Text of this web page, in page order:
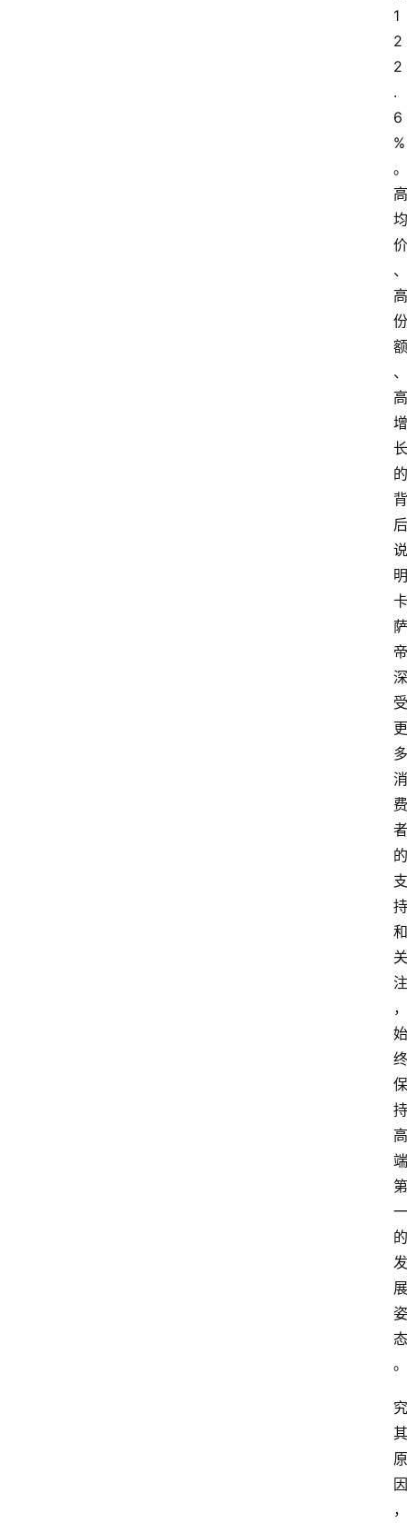
1
2
2
.
6
%
。
高
均
价
、
高
份
额
、
高
增
长
的
背
后
说
明
卡
萨
帝
深
受
更
多
消
费
者
的
支
持
和
关
注
，
始
终
保
持
高
端
第
一
的
发
展
姿
态
。
究
其
原
因
，